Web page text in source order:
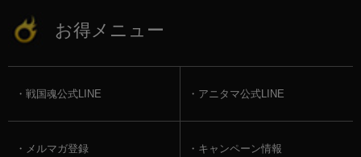
お得メニュー
戦国魂公式LINE アニタマ公式LINE
メルマガ登録 キャンペーン情報